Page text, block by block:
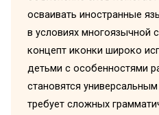
осваивать иностранные
в условиях многоязычной
концепт иконки широко
детьми с особенностями
становятся
требует сложных